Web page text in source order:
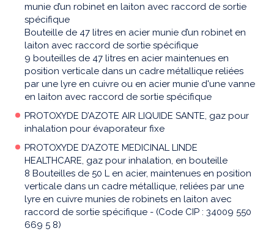
munie d’un robinet en laiton avec raccord de sortie
spécifique
Bouteille de 47 litres en acier munie d’un robinet en
laiton avec raccord de sortie spécifique
9 bouteilles de 47 litres en acier maintenues en
position verticale dans un cadre métallique reliées
par une lyre en cuivre ou en acier munie d'une vanne
en laiton avec raccord de sortie spécifique
PROTOXYDE D’AZOTE AIR LIQUIDE SANTE, gaz pour
inhalation pour évaporateur fixe
PROTOXYDE D’AZOTE MEDICINAL LINDE
HEALTHCARE, gaz pour inhalation, en bouteille
8 Bouteilles de 50 L en acier, maintenues en position
verticale dans un cadre métallique, reliées par une
lyre en cuivre munies de robinets en laiton avec
raccord de sortie spécifique - (Code CIP : 34009 550
669 5 8)